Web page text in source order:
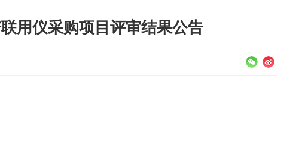
用仪采购项目评审结果公告